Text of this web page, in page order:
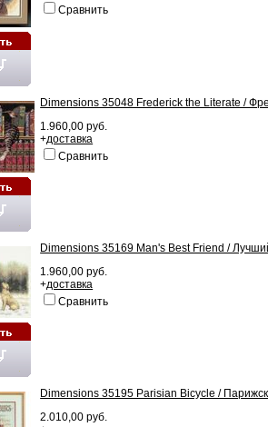
Сравнить
Dimensions 35048 Frederick the Literate /
1.960,00 руб.
+доставка
Сравнить
Dimensions 35169 Man's Best Friend /
1.960,00 руб.
+доставка
Сравнить
Dimensions 35195 Parisian Bicycle /
2.010,00 руб.